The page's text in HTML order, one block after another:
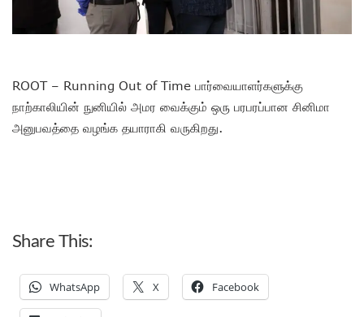
ROOT – Running Out of Time பார்வையாளர்களுக்கு
நாற்காலியின் நுனியில் அமர வைக்கும் ஒரு பரபரப்பான சினிமா
அனுபவத்தை வழங்க தயாராகி வருகிறது.
Share This:
WhatsApp X Facebook